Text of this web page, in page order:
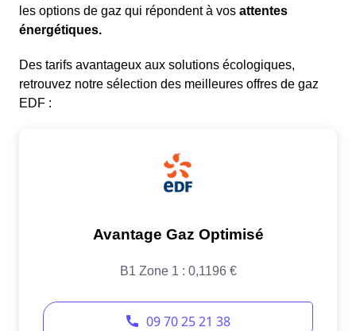
les options de gaz qui répondent à vos attentes
énergétiques.
Des tarifs avantageux aux solutions écologiques,
retrouvez notre sélection des meilleures offres de gaz
EDF :